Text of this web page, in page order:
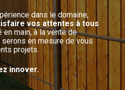
dans le domaine,
vos attentes à tous
en main, à la vente de
en mesure de vous
projets.
innover.